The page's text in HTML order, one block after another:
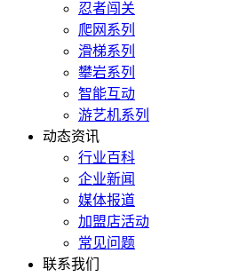
忍者闯关
爬网系列
滑梯系列
攀岩系列
智能互动
游艺机系列
动态资讯
行业百科
企业新闻
媒体报道
加盟店活动
常见问题
联系我们